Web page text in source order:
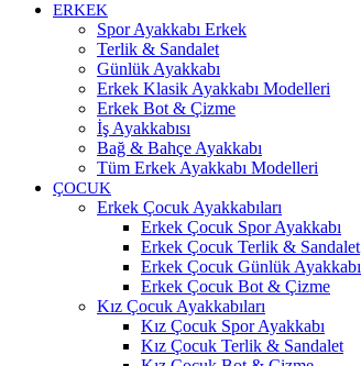
ERKEK
Spor Ayakkabı Erkek
Terlik & Sandalet
Günlük Ayakkabı
Erkek Klasik Ayakkabı Modelleri
Erkek Bot & Çizme
İş Ayakkabısı
Bağ & Bahçe Ayakkabı
Tüm Erkek Ayakkabı Modelleri
ÇOCUK
Erkek Çocuk Ayakkabıları
Erkek Çocuk Spor Ayakkabı
Erkek Çocuk Terlik & Sandalet
Erkek Çocuk Günlük Ayakkabı
Erkek Çocuk Bot & Çizme
Kız Çocuk Ayakkabıları
Kız Çocuk Spor Ayakkabı
Kız Çocuk Terlik & Sandalet